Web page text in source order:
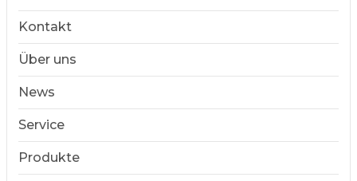
Kontakt
Über uns
News
Service
Produkte